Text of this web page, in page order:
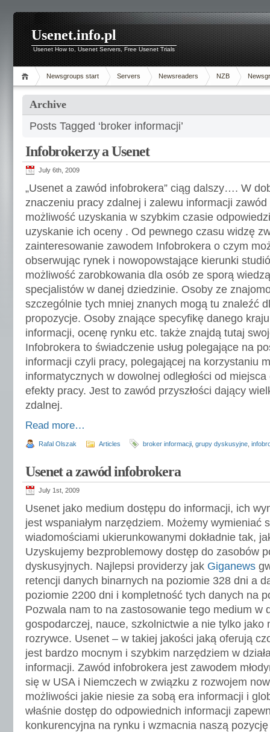
Usenet.info.pl
Usenet How to, Usenet Servers, Free Usenet Trials
Newsgroups start Servers Newsreaders NZB
Archive
Posts Tagged ‘broker informacji’
Infobrokerzy a Usenet
July 6th, 2009
„Usenet a zawód infobrokera” ciąg dalszy…. W
znaczeniu pracy zdalnej i zalewu informacji
możliwość uzyskania w szybkim czasie
uzyskanie ich oceny . Od pewnego czasu widzę
zainteresowanie zawodem Infobrokera o czym
obserwując rynek i nowopowstające kierunki
możliwość zarobkowania dla osób ze sporą
specjalistów w danej dziedzinie. Osoby ze
szczególnie tych mniej znanych mogą tu znaleźć
propozycje. Osoby znające specyfikę danego
informacji, ocenę rynku etc. także znajdą tutaj
Infobrokera to świadczenie usług polegające na
informacji czyli pracy, polegającej na korzystaniu
informatycznych w dowolnej odległości od
efekty pracy. Jest to zawód przyszłości dający
zdalnej.
Read more…
Rafal Olszak Articles broker informacji grupy dyskusyjne
Usenet a zawód infobrokera
July 1st, 2009
Usenet jako medium dostępu do informacji, ich
jest wspaniałym narzędziem. Możemy wymieniać
wiadomościami ukierunkowanymi dokładnie tak,
Uzyskujemy bezproblemowy dostęp do zasobów
dyskusyjnych. Najlepsi providerzy jak Giganews
retencji danych binarnych na poziomie 328 dni a
poziomie 2200 dni i kompletność tych danych na
Pozwala nam to na zastosowanie tego medium w
gospodarczej, nauce, szkolnictwie a nie tylko jako
rozrywce. Usenet – w takiej jakości jaką oferują
jest bardzo mocnym i szybkim narzędziem w
informacji. Zawód infobrokera jest zawodem
się w USA i Niemczech w związku z rozwojem
możliwości jakie niesie za sobą era informacji i
właśnie dostęp do odpowiednich informacji
konkurencyjna na rynku i wzmacnia naszą